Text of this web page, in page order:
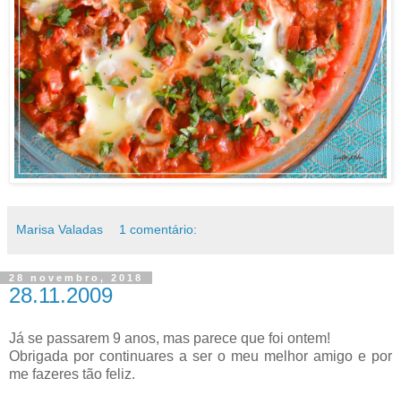
Marisa Valadas 1 comentário:
28 novembro, 2018
28.11.2009
Já se passarem 9 anos, mas parece que foi ontem!
Obrigada por continuares a ser o meu melhor amigo e por
me fazeres tão feliz.